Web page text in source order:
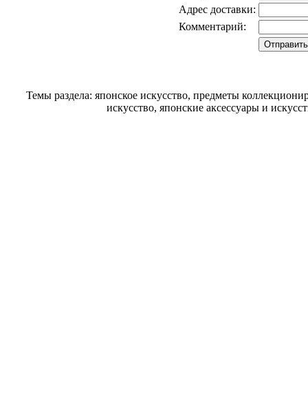
Адрес доставки:
Комментарий:
Темы раздела: японское искусство, предметы
искусство, японские аксессуары и